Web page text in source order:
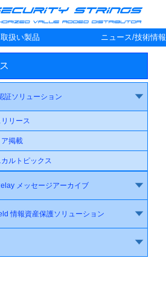
取扱い製品 ニュース/技術情報
証ソリューション
リース
ア掲載
ルトピックス
メッセージアーカイブ
情報資産保護ソリューション